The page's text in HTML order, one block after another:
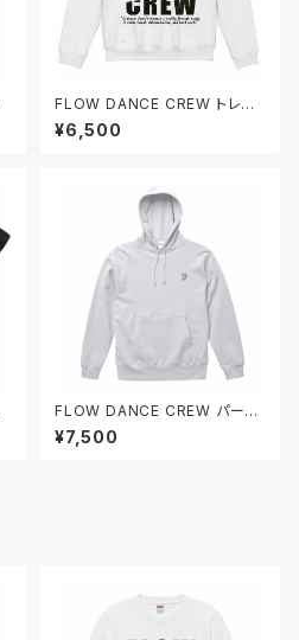
FLOW DANCE CREW トレー
ナー
¥6,500
FLOW DANCE CREW パーカ
ー
¥7,500